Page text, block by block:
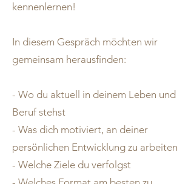
kennenlernen!
In diesem Gespräch möchten wir
gemeinsam herausfinden:
- Wo du aktuell in deinem Leben und
Beruf stehst
- Was dich motiviert, an deiner
persönlichen Entwicklung zu arbeiten
- Welche Ziele du verfolgst